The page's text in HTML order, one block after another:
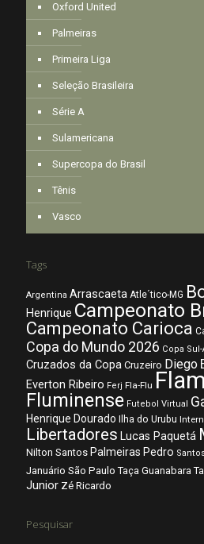
Oxford United
Palmeiras
Primeira Liga
Seleção Brasileira
Série A
Sulamericana
Supercopa do Brasil
Tênis
Vasco
Tags
Argentina Arrascaeta Atle´tico-MG
Henrique Campeonato
Campeonato Carioca
Copa do Mundo 2026 Copa
Cruzados da Copa Cruzeiro Diego
Everton Ribeiro Ferj Fla-Flu
Fluminense Futebol Virtual
Henrique Dourado Ilha do Urubu
Libertadores Lucas Paquetá
Nilton Santos Palmeiras Pedro
Januário São Paulo Taça Guanabara
Junior Zé Ricardo
Pesquisar